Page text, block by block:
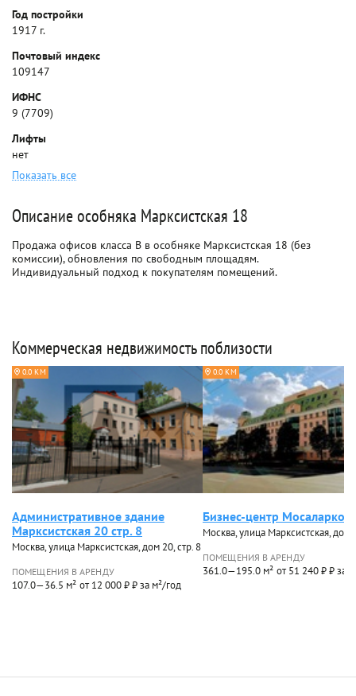
Год постройки
1917 г.
Почтовый индекс
109147
ИФНС
9 (7709)
Лифты
нет
Показать все
Описание особняка Марксистская 18
Продажа офисов класса B в особняке Марксистская 18 (без
комиссии), обновления по свободным площадям.
Индивидуальный подход к покупателям помещений.
Коммерческая недвижимость поблизости
0.0 КМ
Административное здание
Марксистская 20 стр. 8
Москва, улица Марксистская, дом 20, стр. 8
ПОМЕЩЕНИЯ В АРЕНДУ
107.0—36.5 м² от 12 000 ₽ ₽ за м²/год
0.0 КМ
Бизнес-центр Мосаларко
Москва, улица Марксистская, дом
ПОМЕЩЕНИЯ В АРЕНДУ
361.0—195.0 м² от 51 240 ₽ ₽ за